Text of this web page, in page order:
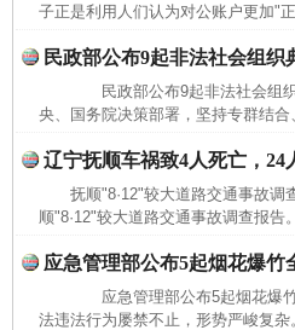
子正是利用人们认为对公账户更加"
民政部公布9起非法社会组织
民政部公布9起非法社会组
央、国务院决策部署，坚持专群结
辽宁抚顺车祸致4人死亡，24
抚顺"8·12"较大道路交通事故
顺"8·12"较大道路交通事故调查报
应急管理部公布5起烟花爆竹
应急管理部公布5起烟花爆
法违法行为屡禁不止，形势严峻复